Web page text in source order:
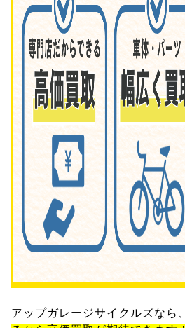
アップガレージサイクルズなら、